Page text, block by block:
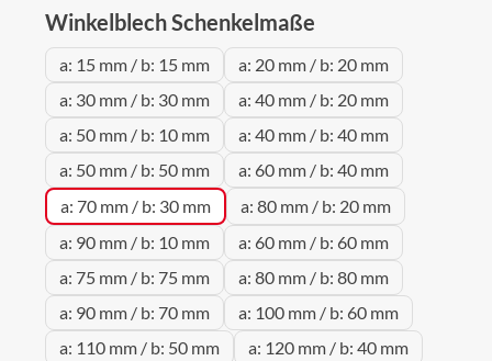
Winkelblech Schenkelmaße
a: 15 mm / b: 15 mm
a: 20 mm / b: 20 mm
a: 30 mm / b: 30 mm
a: 40 mm / b: 20 mm
a: 50 mm / b: 10 mm
a: 40 mm / b: 40 mm
a: 50 mm / b: 50 mm
a: 60 mm / b: 40 mm
a: 70 mm / b: 30 mm
a: 80 mm / b: 20 mm
a: 90 mm / b: 10 mm
a: 60 mm / b: 60 mm
a: 75 mm / b: 75 mm
a: 80 mm / b: 80 mm
a: 90 mm / b: 70 mm
a: 100 mm / b: 60 mm
a: 110 mm / b: 50 mm
a: 120 mm / b: 40 mm